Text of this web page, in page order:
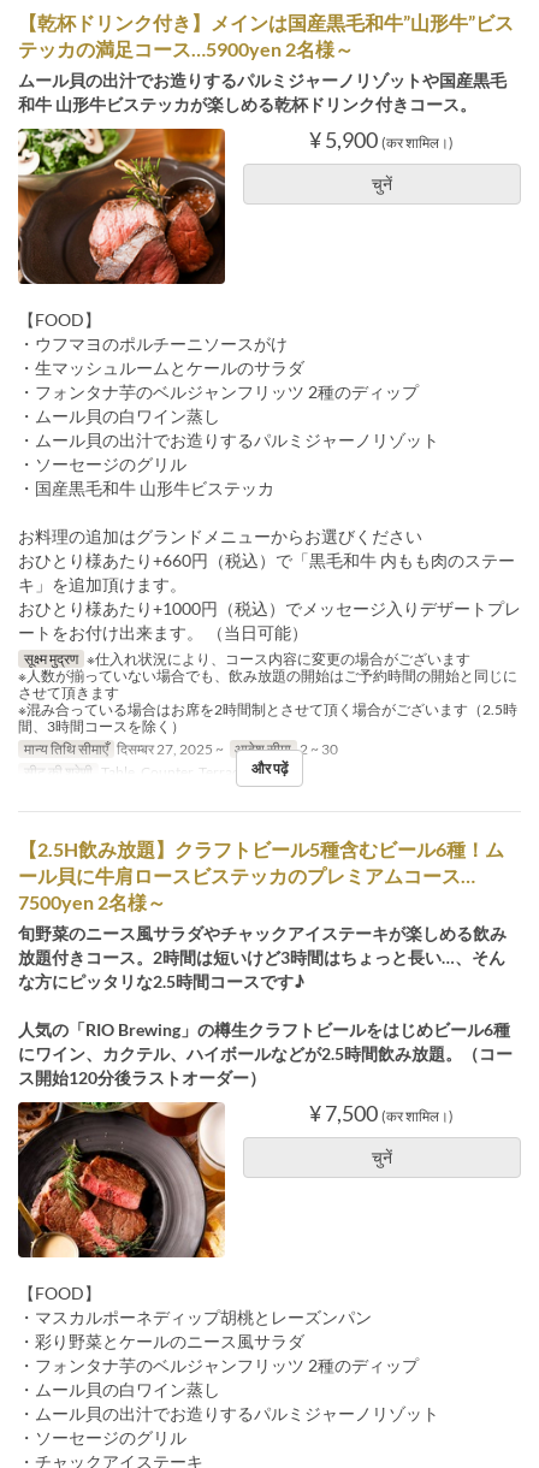
【乾杯ドリンク付き】メインは国産黒毛和牛”山形牛”ビス
テッカの満足コース…5900yen 2名様～
ムール貝の出汁でお造りするパルミジャーノリゾットや国産黒毛
和牛 山形牛ビステッカが楽しめる乾杯ドリンク付きコース。
¥ 5,900 (कर शामिल।)
चुनें
【FOOD】
・ウフマヨのポルチーニソースがけ
・生マッシュルームとケールのサラダ
・フォンタナ芋のベルジャンフリッツ 2種のディップ
・ムール貝の白ワイン蒸し
・ムール貝の出汁でお造りするパルミジャーノリゾット
・ソーセージのグリル
・国産黒毛和牛 山形牛ビステッカ
お料理の追加はグランドメニューからお選びください
おひとり様あたり+660円（税込）で「黒毛和牛 内もも肉のステー
キ」を追加頂けます。
おひとり様あたり+1000円（税込）でメッセージ入りデザートプレ
ートをお付け出来ます。 （当日可能）
सूक्ष्म मुद्रण ※仕入れ状況により、コース内容に変更の場合がございます
※人数が揃っていない場合でも、飲み放題の開始はご予約時間の開始と同じに
させて頂きます
※混み合っている場合はお席を2時間制とさせて頂く場合がございます（2.5時
間、3時間コースを除く）
मान्य तिथि सीमाएँ दिसम्बर 27, 2025 ~ आदेश सीमा 2 ~ 30
सीट की श्रेणी Table, Counter, Terrace और पढ़ें
【2.5H飲み放題】クラフトビール5種含むビール6種！ム
ール貝に牛肩ロースビステッカのプレミアムコース…
7500yen 2名様～
旬野菜のニース風サラダやチャックアイステーキが楽しめる飲み
放題付きコース。2時間は短いけど3時間はちょっと長い…、そん
な方にピッタリな2.5時間コースです♪
人気の「RIO Brewing」の樽生クラフトビールをはじめビール6種
にワイン、カクテル、ハイボールなどが2.5時間飲み放題。（コー
ス開始120分後ラストオーダー）
¥ 7,500 (कर शामिल।)
चुनें
【FOOD】
・マスカルポーネディップ胡桃とレーズンパン
・彩り野菜とケールのニース風サラダ
・フォンタナ芋のベルジャンフリッツ 2種のディップ
・ムール貝の白ワイン蒸し
・ムール貝の出汁でお造りするパルミジャーノリゾット
・ソーセージのグリル
・チャックアイステーキ